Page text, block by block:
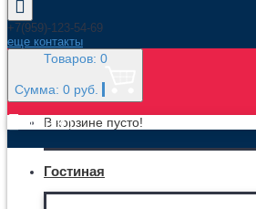
+7(959)-123-54-69
еще контакты
Товаров: 0
Сумма: 0 руб.
В корзине пусто!
МЕНЮ
Гостиная